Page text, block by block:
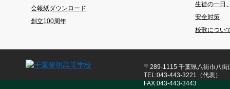
会報紙ダウンロード
創立100周年
生徒の一日
安全対策
校歌につい
〒289-1115 千葉県八街市八
TEL:043-443-3221（代表）
FAX:043-443-3443